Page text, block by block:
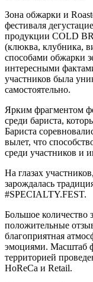
Зона обжарки и
фестиваля
продукции COLD
(клюква, клубника,
способами обжарки
интересными
участников была
самостоятельно.
Ярким фрагментом
среди бариста,
Бариста
вылет, что
среди участников и
На глазах
зарождалась
#SPECIALTY.FEST.
Большое количество
положительные
благоприятная
эмоциями. Масштаб
территорией
HoReCa и Retail.